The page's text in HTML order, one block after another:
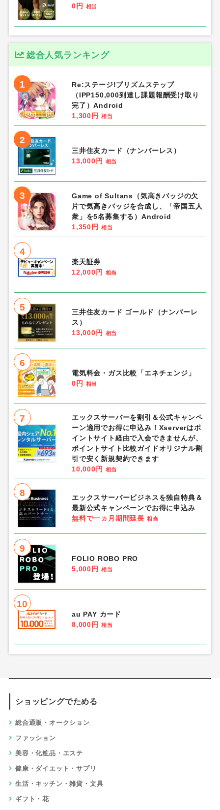
0円 相当
総合人気ランキング
1
Re:ステージ!プリズムステップ
（IPP150,000到達し課題報酬受け取り
完了）Android
1,300円
相当
2
三井住友カード（ナンバーレス）
13,000円
相当
3
Game of Sultans（気高きバッジの欠
片で気高きバッジを合成し、「帝国五人
衆」を5名募集する）Android
1,350円
相当
4
楽天証券
12,000円
相当
5
三井住友カード ゴールド（ナンバーレ
ス）
13,000円
相当
6
電気料金・ガス比較「エネチェンジ」
0円
相当
7
エックスサーバーを割引＆公式キャンペ
ーン適用でお得に申込み！Xserverはポ
イントサイト経由で入会できませんが、
ポイントサイト比較ガイドオリジナル割
引で安く新規契約できます
10,000円
相当
8
エックスサーバービジネスを独自特典＆
最新公式キャンペーンでお得に申込み
無料で一ヵ月期間延長 相当
9
FOLIO ROBO PRO
5,000円
相当
10
au PAY カード
8,000円
相当
ショッピングでためる
総合通販・オークション
ファッション
美容・化粧品・エステ
健康・ダイエット・サプリ
生活・キッチン・雑貨・文具
ギフト・花